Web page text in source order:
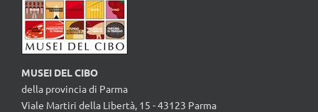
MUSEI DEL CIBO
della provincia di Parma
Viale Martiri della Libertà, 15 - 43123 Parma